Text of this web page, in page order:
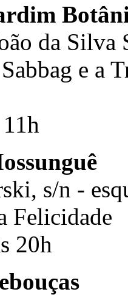
da Silva
e a
s/n -
Felicidade
20h